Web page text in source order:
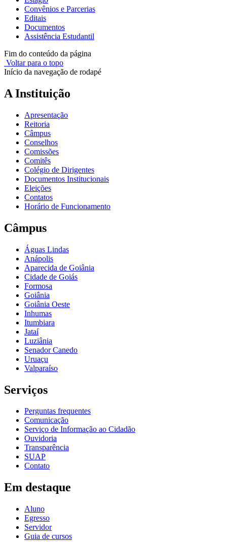
Convênios e Parcerias
Editais
Documentos
Assistência Estudantil
Fim do conteúdo da página
Voltar para o topo
Início da navegação de rodapé
A Instituição
Apresentação
Reitoria
Câmpus
Conselhos
Comissões
Comitês
Colégio de Dirigentes
Documentos Institucionais
Eleições
Contatos
Horário de Funcionamento
Câmpus
Águas Lindas
Anápolis
Aparecida de Goiânia
Cidade de Goiás
Formosa
Goiânia
Goiânia Oeste
Inhumas
Itumbiara
Jataí
Luziânia
Senador Canedo
Uruaçu
Valparaíso
Serviços
Perguntas frequentes
Comunicação
Serviço de Informação ao Cidadão
Ouvidoria
Transparência
SUAP
Contato
Em destaque
Aluno
Egresso
Servidor
Guia de cursos